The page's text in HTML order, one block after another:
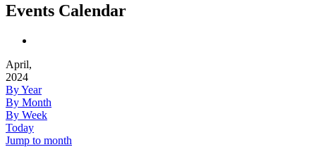
Events Calendar
April,
2024
By Year
By Month
By Week
Today
Jump to month